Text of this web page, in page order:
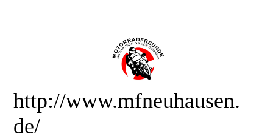
http://www.mfneuhausen.
de/